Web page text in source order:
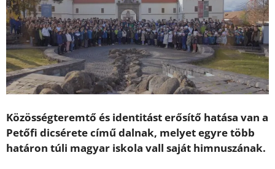
Közösségteremtő és identitást erősítő hatása van a
Petőfi dicsérete című dalnak, melyet egyre több
határon túli magyar iskola vall saját himnuszának.